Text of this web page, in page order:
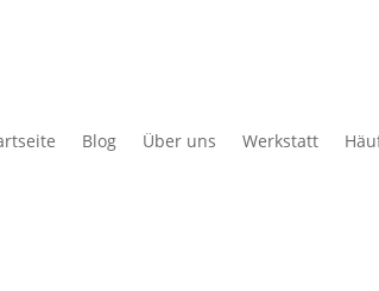
Blog Über uns Werkstatt